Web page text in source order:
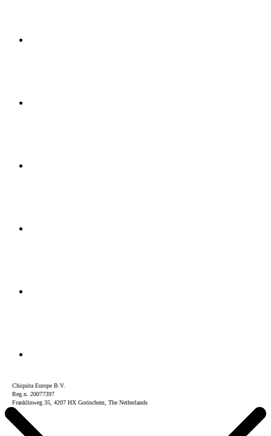
Chiquita Europe B.V.
Reg.n. 20077397
Franklinweg 35, 4207 HX Gorinchem, The Netherlands